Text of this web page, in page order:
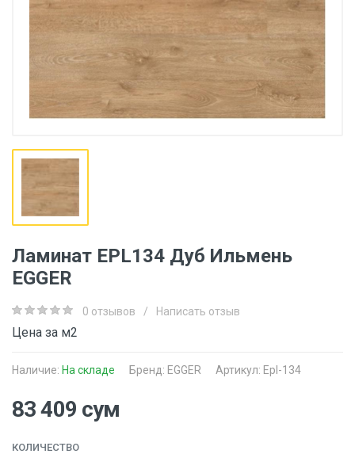
Ламинат EPL134 Дуб Ильмень
EGGER
0 отзывов / Написать отзыв
Цена за м2
Наличие: На складе Бренд: EGGER Артикул: Epl-134
83 409 сум
КОЛИЧЕСТВО